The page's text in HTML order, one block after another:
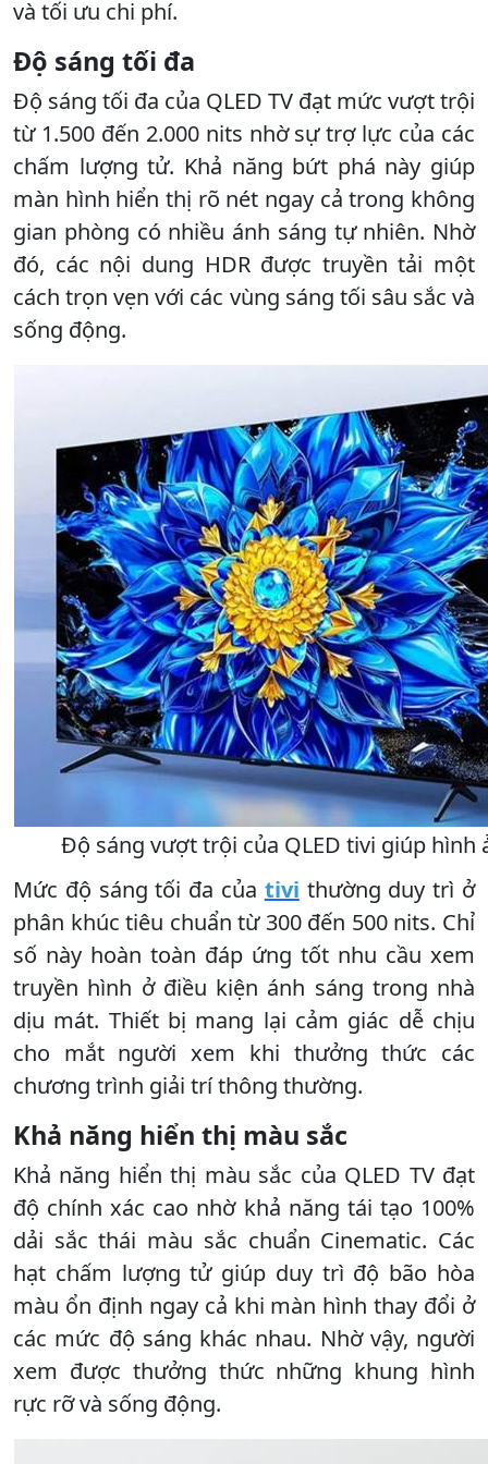
và tối ưu chi phí.
Độ sáng tối đa
Độ sáng tối đa của QLED TV đạt mức vượt trội
từ 1.500 đến 2.000 nits nhờ sự trợ lực của các
chấm lượng tử. Khả năng bứt phá này giúp
màn hình hiển thị rõ nét ngay cả trong không
gian phòng có nhiều ánh sáng tự nhiên. Nhờ
đó, các nội dung HDR được truyền tải một
cách trọn vẹn với các vùng sáng tối sâu sắc và
sống động.
Độ sáng vượt trội của QLED tivi giúp
Mức độ sáng tối đa của tivi thường duy trì ở
phân khúc tiêu chuẩn từ 300 đến 500 nits. Chỉ
số này hoàn toàn đáp ứng tốt nhu cầu xem
truyền hình ở điều kiện ánh sáng trong nhà
dịu mát. Thiết bị mang lại cảm giác dễ chịu
cho mắt người xem khi thưởng thức các
chương trình giải trí thông thường.
Khả năng hiển thị màu sắc
Khả năng hiển thị màu sắc của QLED TV đạt
độ chính xác cao nhờ khả năng tái tạo 100%
dải sắc thái màu sắc chuẩn Cinematic. Các
hạt chấm lượng tử giúp duy trì độ bão hòa
màu ổn định ngay cả khi màn hình thay đổi ở
các mức độ sáng khác nhau. Nhờ vậy, người
xem được thưởng thức những khung hình
rực rỡ và sống động.